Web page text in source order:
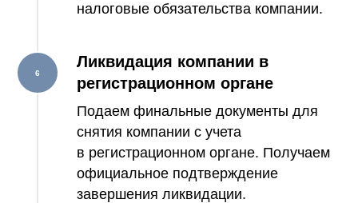
налоговые обязательства компании.
Ликвидация компании в
регистрационном органе
Подаем финальные документы для
снятия компании с учета
в регистрационном органе. Получаем
официальное подтверждение
завершения ликвидации.